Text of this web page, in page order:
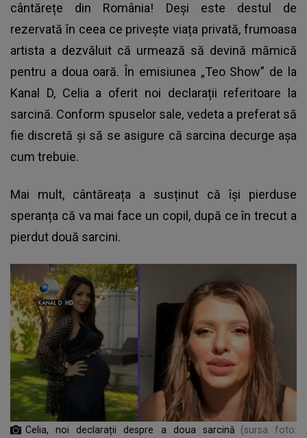
cântărețe din România! Deși este destul de
rezervată în ceea ce privește viața privată, frumoasa
artista a dezvăluit că urmează să devină mămică
pentru a doua oară. În emisiunea „Teo Show” de la
Kanal D, Celia a oferit noi declarații referitoare la
sarcină. Conform spuselor sale, vedeta a preferat să
fie discretă și să se asigure că sarcina decurge așa
cum trebuie.
Mai mult, cântăreața a susținut că își pierduse
speranța că va mai face un copil, după ce în trecut a
pierdut două sarcini.
Celia, noi declarații despre a doua sarcină
(sursa foto: